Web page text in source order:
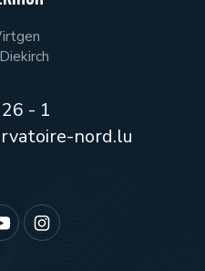
- 1
nord.lu